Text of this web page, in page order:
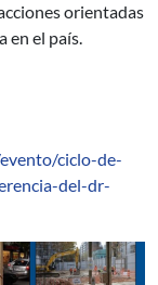
orientadas
en el país.
ciclo-de-
del-dr-